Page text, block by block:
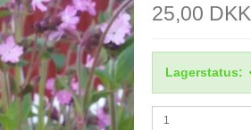
25,00 DKK
Lagerstatus: